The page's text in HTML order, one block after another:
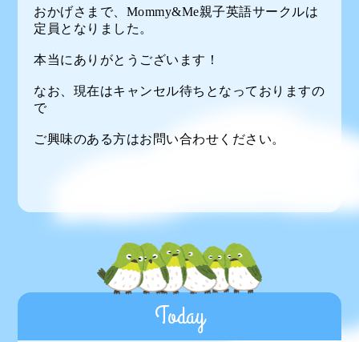
おかげさまで、 Mommy&Me親子英語サークルは
定員となりました。
本当にありがとうございます！
なお、現在はキャンセル待ちとなっておりますの
で
ご興味のある方はお問い合わせください。
Today